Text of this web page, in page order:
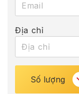
Địa chỉ
Số lượng